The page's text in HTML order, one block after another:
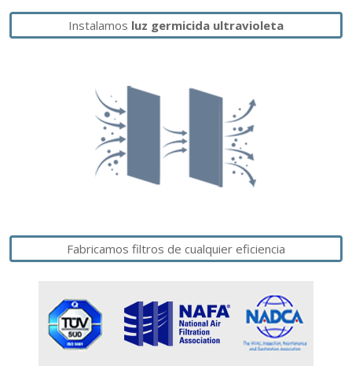
Instalamos luz germicida ultravioleta
Fabricamos filtros de cualquier eficiencia